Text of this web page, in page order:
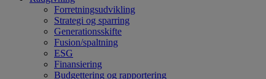
Forretningsudvikling
Strategi og sparring
Generationsskifte
Fusion/spaltning
ESG
Finansiering
Budgettering og rapportering